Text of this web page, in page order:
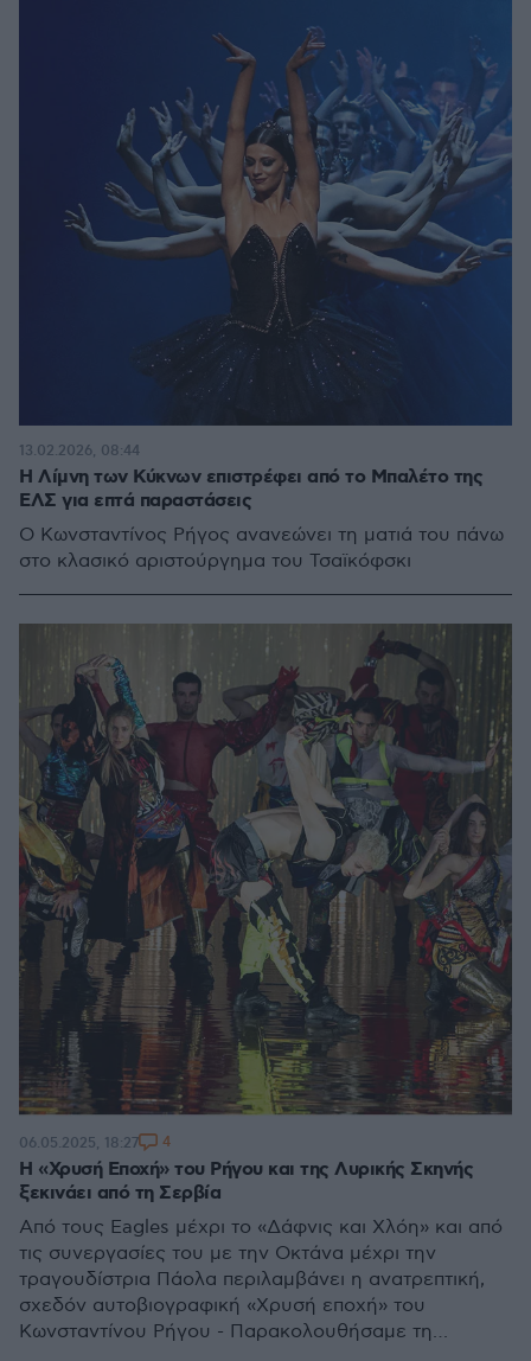
Η Λίμνη των Κύκνων επιστρέφει από το Μπαλέτο της
ΕΛΣ για επτά παραστάσεις
Ο Κωνσταντίνος Ρήγος ανανεώνει τη ματιά του πάνω
στο κλασικό αριστούργημα του Τσαϊκόφσκι
13.02.2026, 08:44
Η «Χρυσή Εποχή» του Ρήγου και της Λυρικής Σκηνής
ξεκινάει από τη Σερβία
Από τους Eagles μέχρι το «Δάφνις και Χλόη» και από
τις συνεργασίες του με την Οκτάνα μέχρι την
τραγουδίστρια Πάολα περιλαμβάνει η ανατρεπτική,
σχεδόν αυτοβιογραφική «Χρυσή εποχή» του
Κωνσταντίνου Ρήγου - Παρακολουθήσαμε τη
06.05.2025, 18:27 4